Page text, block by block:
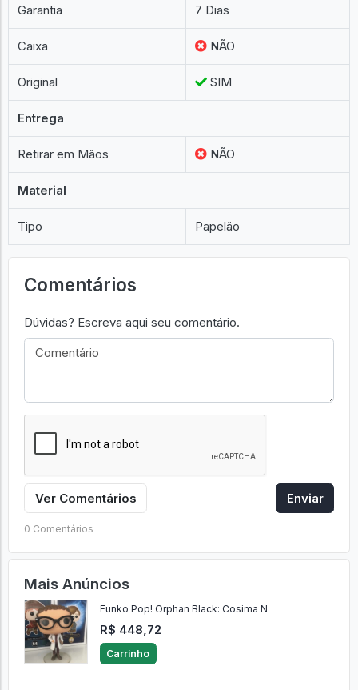
Garantia 7 Dias
Caixa NÃO
Original SIM
Entrega
Retirar em Mãos NÃO
Material
Tipo Papelão
Comentários
Dúvidas? Escreva aqui seu comentário.
Ver Comentários Enviar
0 Comentários
Mais Anúncios
Funko Pop! Orphan Black: Cosima N
R$ 448,72
Carrinho